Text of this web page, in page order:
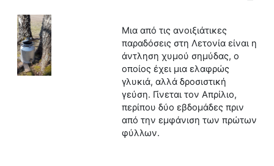
Μια από τις ανοιξιάτικες
παραδόσεις στη Λετονία είναι η
άντληση χυμού σημύδας, ο
οποίος έχει μια ελαφρώς
γλυκιά, αλλά δροσιστική
γεύση. Γίνεται τον Απρίλιο,
περίπου δύο εβδομάδες πριν
από την εμφάνιση των πρώτων
φύλλων.